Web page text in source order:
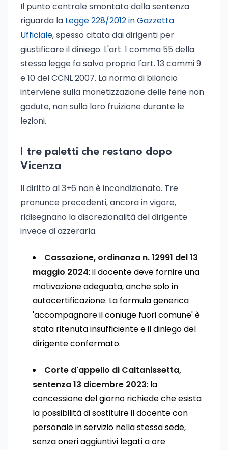
Il punto centrale smontato dalla sentenza
riguarda la Legge 228/2012 in Gazzetta
Ufficiale, spesso citata dai dirigenti per
giustificare il diniego. L'art. 1 comma 55 della
stessa legge fa salvo proprio l'art. 13 commi 9
e 10 del CCNL 2007. La norma di bilancio
interviene sulla monetizzazione delle ferie non
godute, non sulla loro fruizione durante le
lezioni.
I tre paletti che restano dopo
Vicenza
Il diritto al 3+6 non è incondizionato. Tre
pronunce precedenti, ancora in vigore,
ridisegnano la discrezionalità del dirigente
invece di azzerarla.
Cassazione, ordinanza n. 12991 del 13
maggio 2024: il docente deve fornire una
motivazione adeguata, anche solo in
autocertificazione. La formula generica
'accompagnare il coniuge fuori comune' è
stata ritenuta insufficiente e il diniego del
dirigente confermato.
Corte d'appello di Caltanissetta,
sentenza 13 dicembre 2023: la
concessione del giorno richiede che esista
la possibilità di sostituire il docente con
personale in servizio nella stessa sede,
senza oneri aggiuntivi legati a ore